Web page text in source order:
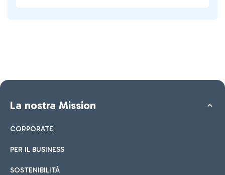
La nostra Mission
CORPORATE
PER IL BUSINESS
SOSTENIBILITÀ